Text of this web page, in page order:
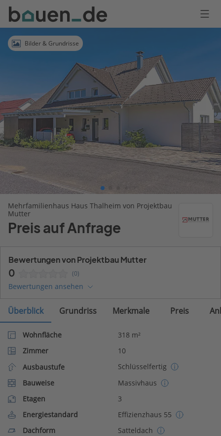
Bauen
Logo
AnmeldenBilder & Grundrisse
Mehrfamilienhaus Haus Thalheim von Projektbau
Mutter
Preis auf Anfrage
Bewertungen von Projektbau Mutter
0 (0)
Bewertungen ansehen
Überblick Grundriss Merkmale Preis
Wohnfläche
318 m²
Zimmer
10
Ausbaustufe
Schlüsselfertig
Bauweise
Massivhaus
Etagen
3
Energiestandard
Effizienzhaus 55
Dachform
Satteldach